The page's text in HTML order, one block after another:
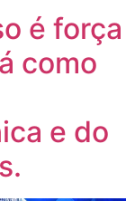
é força
como
e do